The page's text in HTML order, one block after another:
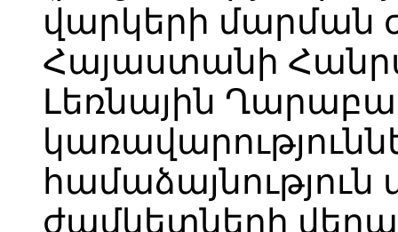
վարկերի մարման
Հայաստանի
Լեռնային
համաձայնություն
ժամկետների